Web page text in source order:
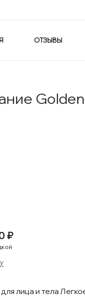
ОТЗЫВЫ
₽
лица и тела